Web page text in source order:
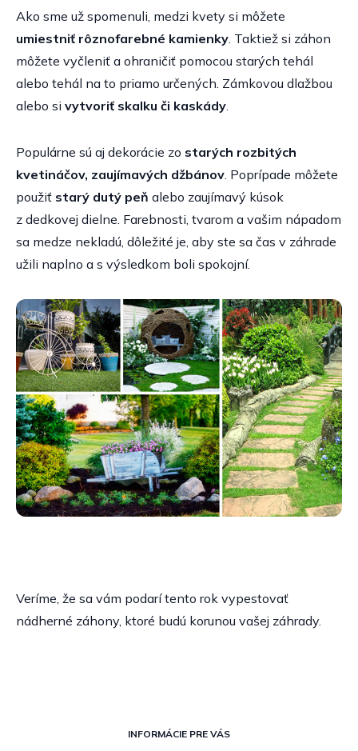
Ako sme už spomenuli, medzi kvety si môžete
umiestniť rôznofarebné kamienky. Taktiež si záhon
môžete vyčleniť a ohraničiť pomocou starých tehál
alebo tehál na to priamo určených. Zámkovou dlažbou
alebo si vytvoriť skalku či kaskády.
Populárne sú aj dekorácie zo starých rozbitých
kvetináčov, zaujímavých džbánov. Poprípade môžete
použiť starý dutý peň alebo zaujímavý kúsok
z dedkovej dielne. Farebnosti, tvarom a vašim nápadom
sa medze nekladú, dôležité je, aby ste sa čas v záhrade
užili naplno a s výsledkom boli spokojní.
Veríme, že sa vám podarí tento rok vypestovať
nádherné záhony, ktoré budú korunou vašej záhrady.
INFORMÁCIE PRE VÁS